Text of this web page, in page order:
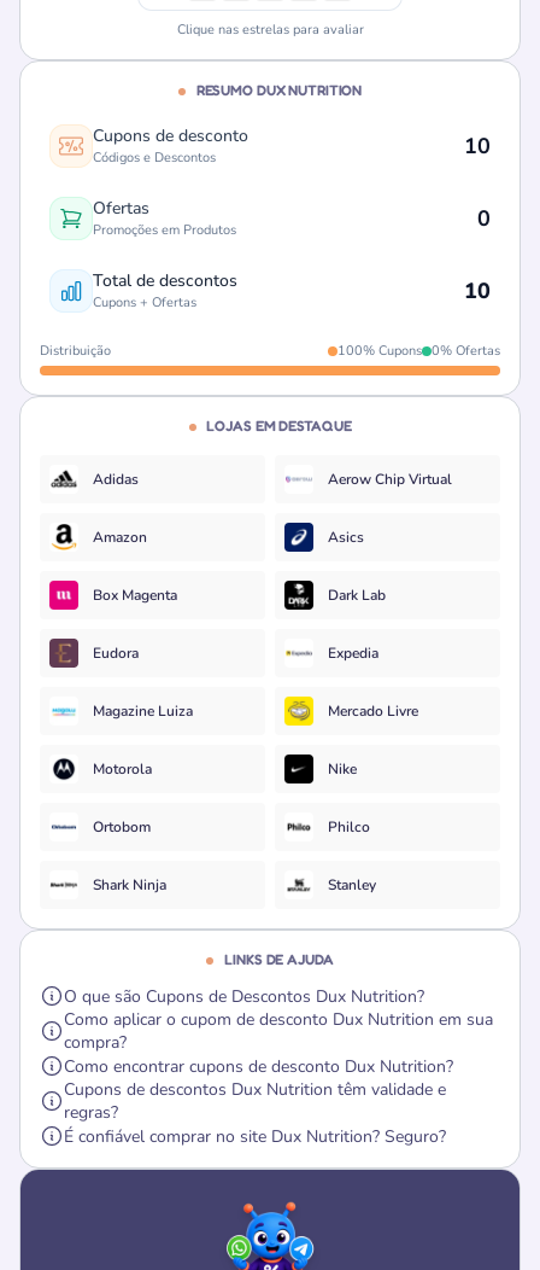
Clique nas estrelas para avaliar
RESUMO DUX NUTRITION
Cupons de desconto
Códigos e Descontos 10
Ofertas
Promoções em Produtos 0
Total de descontos
Cupons + Ofertas 10
Distribuição 100% Cupons 0% Ofertas
LOJAS EM DESTAQUE
Adidas Aerow Chip Virtual
Amazon Asics
Box Magenta Dark Lab
Eudora Expedia
Magazine Luiza Mercado Livre
Motorola Nike
Ortobom Philco
Shark Ninja Stanley
LINKS DE AJUDA
O que são Cupons de Descontos Dux Nutrition?
Como aplicar o cupom de desconto Dux Nutrition em sua
compra?
Como encontrar cupons de desconto Dux Nutrition?
Cupons de descontos Dux Nutrition têm validade e
regras?
É confiável comprar no site Dux Nutrition? Seguro?